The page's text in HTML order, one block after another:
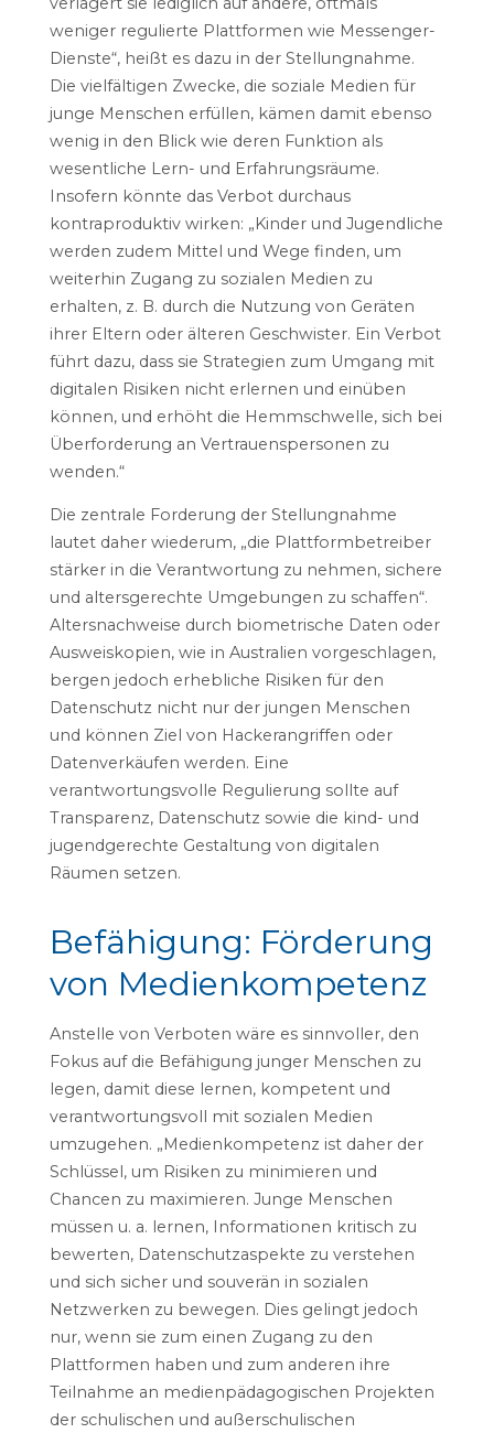
weniger regulierte Plattformen wie Messenger-
Dienste“, heißt es dazu in der Stellungnahme.
Die vielfältigen Zwecke, die soziale Medien für
junge Menschen erfüllen, kämen damit ebenso
wenig in den Blick wie deren Funktion als
wesentliche Lern- und Erfahrungsräume.
Insofern könnte das Verbot durchaus
kontraproduktiv wirken: „Kinder und Jugendliche
werden zudem Mittel und Wege finden, um
weiterhin Zugang zu sozialen Medien zu
erhalten, z. B. durch die Nutzung von Geräten
ihrer Eltern oder älteren Geschwister. Ein Verbot
führt dazu, dass sie Strategien zum Umgang mit
digitalen Risiken nicht erlernen und einüben
können, und erhöht die Hemmschwelle, sich bei
Überforderung an Vertrauenspersonen zu
wenden.“
Die zentrale Forderung der Stellungnahme
lautet daher wiederum, „die Plattformbetreiber
stärker in die Verantwortung zu nehmen, sichere
und altersgerechte Umgebungen zu schaffen“.
Altersnachweise durch biometrische Daten oder
Ausweiskopien, wie in Australien vorgeschlagen,
bergen jedoch erhebliche Risiken für den
Datenschutz nicht nur der jungen Menschen
und können Ziel von Hackerangriffen oder
Datenverkäufen werden. Eine
verantwortungsvolle Regulierung sollte auf
Transparenz, Datenschutz sowie die kind- und
jugendgerechte Gestaltung von digitalen
Räumen setzen.
Befähigung: Förderung
von Medienkompetenz
Anstelle von Verboten wäre es sinnvoller, den
Fokus auf die Befähigung junger Menschen zu
legen, damit diese lernen, kompetent und
verantwortungsvoll mit sozialen Medien
umzugehen. „Medienkompetenz ist daher der
Schlüssel, um Risiken zu minimieren und
Chancen zu maximieren. Junge Menschen
müssen u. a. lernen, Informationen kritisch zu
bewerten, Datenschutzaspekte zu verstehen
und sich sicher und souverän in sozialen
Netzwerken zu bewegen. Dies gelingt jedoch
nur, wenn sie zum einen Zugang zu den
Plattformen haben und zum anderen ihre
Teilnahme an medienpädagogischen Projekten
der schulischen und außerschulischen